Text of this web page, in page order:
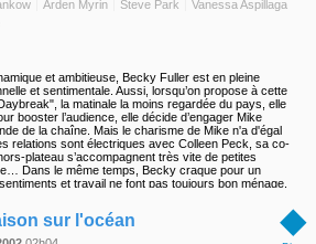
Arden Myrin Steve Park
Vanessa Aspillaga
et ambitieuse, Becky Fuller est en pleine
et sentimentale. Aussi, lorsqu’on propose à cette
la matinale la moins regardée du pays, elle
booster l’audience, elle décide d’engager Mike
de la chaîne. Mais le charisme de Mike n'a d'égal
relations sont électriques avec Colleen Peck, sa co-
plateau s’accompagnent très vite de petites
Dans le même temps, Becky craque pour un
et travail ne font pas toujours bon ménage.
◆
sur l'océan